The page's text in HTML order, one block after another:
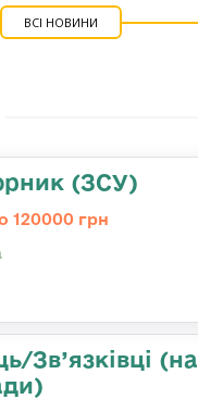
ВСІ НОВИНИ
(ЗСУ)
120000 грн
Зв’язківці (на